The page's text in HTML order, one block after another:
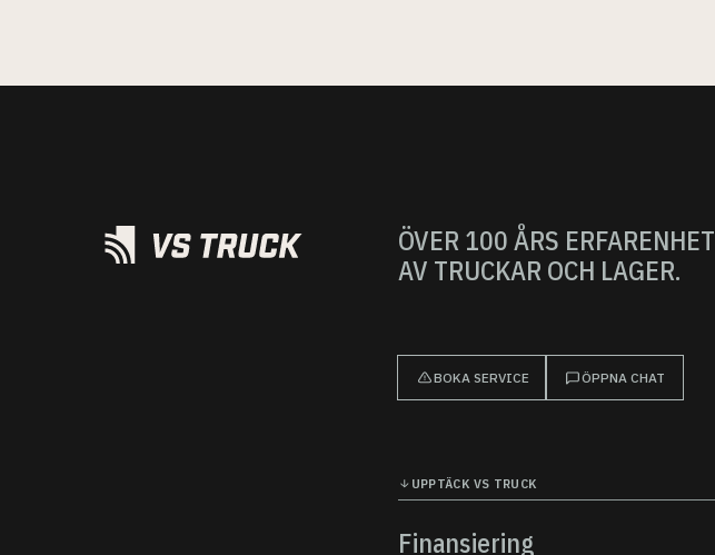
ÖVER 100 ÅRS ERFARENHET
AV TRUCKAR OCH LAGER.
BOKA SERVICE ÖPPNA CHAT
UPPTÄCK VS TRUCK
Finansiering